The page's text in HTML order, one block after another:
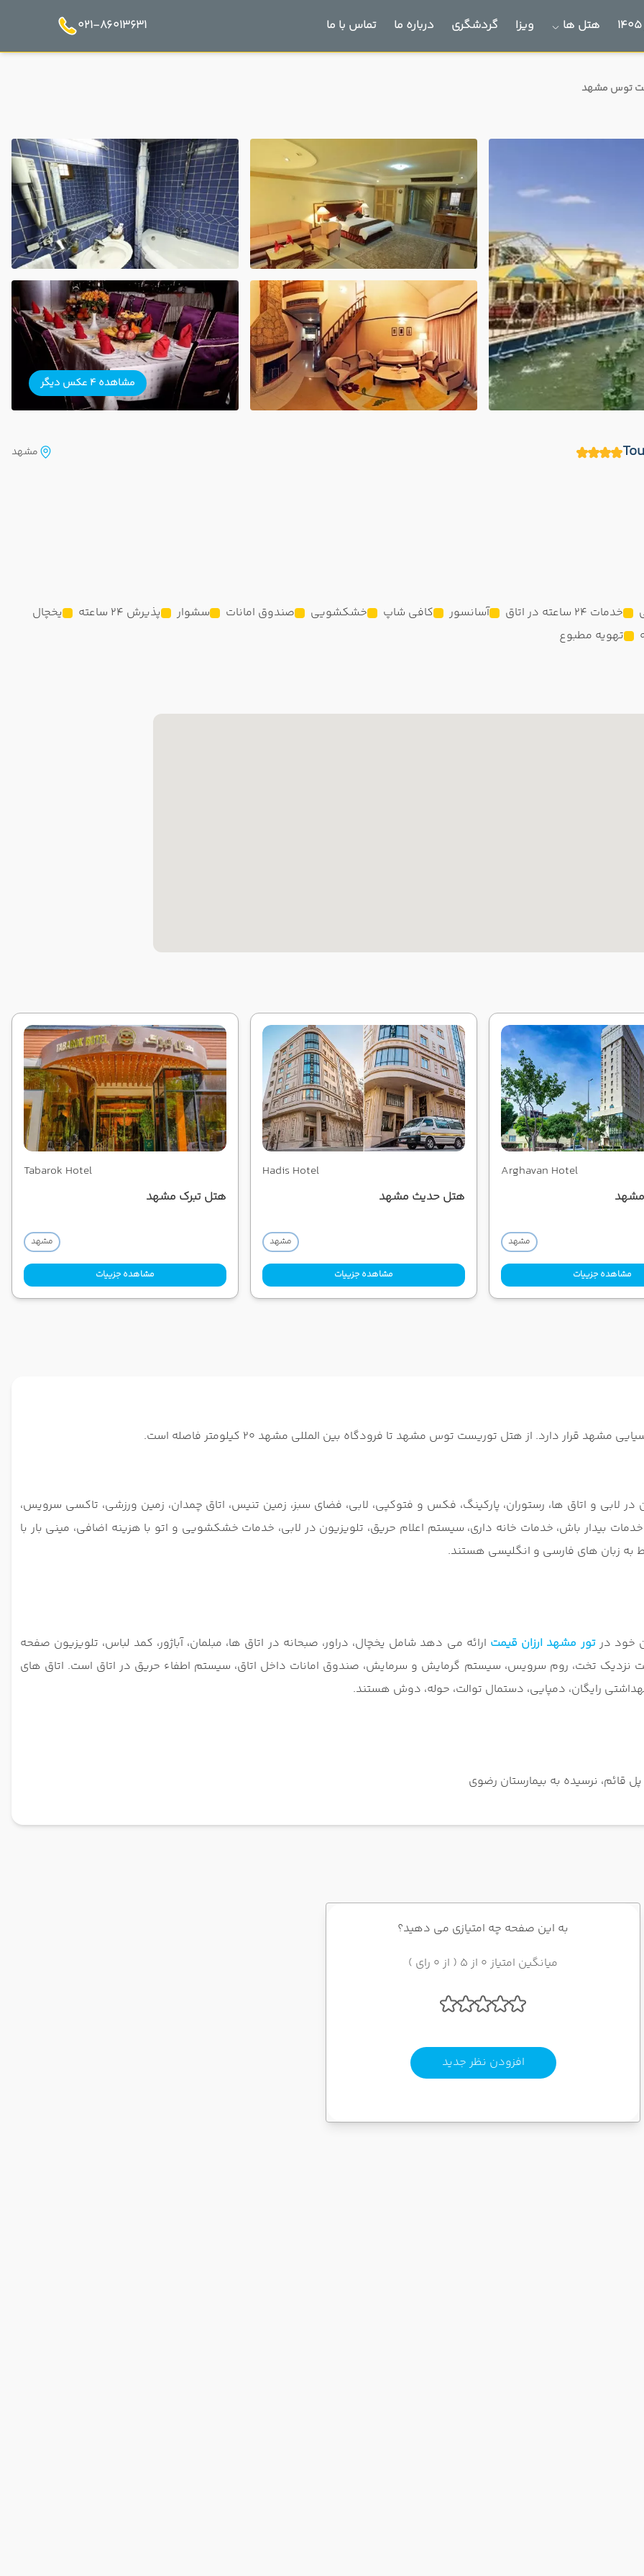
هتل ها ویزا گردشگری درباره ما تماس با ما 021-86013631
توس مشهد
مشاهده 4 عکس دیگر
مشهد
خدمات 24 ساعته در اتاق آسانسور کافی شاپ خشکشویی صندوق امانات سشوار پذیرش 24 ساعته
یخچال
تهویه مطبوع
Arghavan Hotel
مشهد
مشهد
مشاهده جزییات
Hadis Hotel
هتل حدیث مشهد
مشهد
مشاهده جزییات
Tabarok Hotel
هتل تبرک مشهد
مشهد
مشاهده جزییات
در لابی و اتاق ها، رستوران، پارکینگ، فکس و فتوکپی، لابی، فضای سبز، زمین تنیس، اتاق چمدان، زمین ورزشی، تاکسی سرویس،
خدمات بیدار باش، خدمات خانه داری، سیستم اعلام حریق، تلویزیون در لابی، خدمات خشکشویی و اتو با هزینه اضافی، مینی بار با
به زبان های فارسی و انگلیسی هستند.
خود درتور مشهد ارزان قیمت ارائه می دهد شامل یخچال، دراور، صبحانه در اتاق ها، مبلمان، آباژور، کمد لباس، تلویزیون صفحه
نزدیک تخت، روم سرویس، سیستم گرمایش و سرمایش، صندوق امانات داخل اتاق، سیستم اطفاء حریق در اتاق است. اتاق های
رایگان، دمپایی، دستمال توالت، حوله، دوش هستند.
پل قائم، نرسیده به بیمارستان رضوی
به این صفحه چه امتیازی می دهید؟
میانگین امتیاز 0 از 5 ( از 0 رای )
افزودن نظر جدید